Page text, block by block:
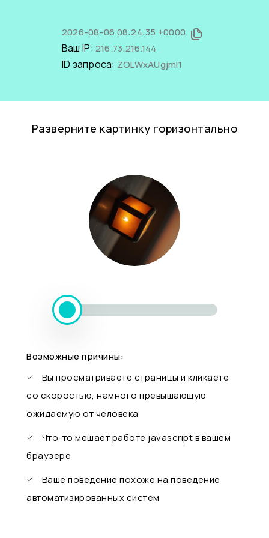
2026-08-06 08:24:35 +0000
Ваш IP: 216.73.216.144
ID запроса: ZOLWxAUgjmI1
Разверните картинку горизонтально
Возможные причины:
Вы просматриваете страницы и кликаете
со скоростью, намного превышающую
ожидаемую от человека
Что-то мешает работе javascript в вашем
браузере
Ваше поведение похоже на поведение
автоматизированных систем